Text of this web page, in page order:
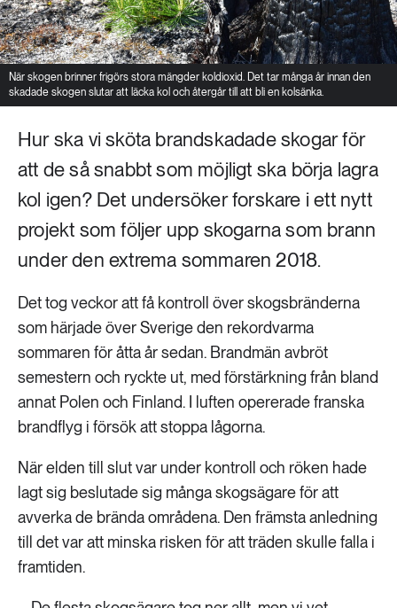
När skogen brinner frigörs stora mängder koldioxid. Det tar många år innan den
skadade skogen slutar att läcka kol och återgår till att bli en kolsänka.
Hur ska vi sköta brandskadade skogar för
att de så snabbt som möjligt ska börja lagra
kol igen? Det undersöker forskare i ett nytt
projekt som följer upp skogarna som brann
under den extrema sommaren 2018.
Det tog veckor att få kontroll över skogsbränderna
som härjade över Sverige den rekordvarma
sommaren för åtta år sedan. Brandmän avbröt
semestern och ryckte ut, med förstärkning från bland
annat Polen och Finland. I luften opererade franska
brandflyg i försök att stoppa lågorna.
När elden till slut var under kontroll och röken hade
lagt sig beslutade sig många skogsägare för att
avverka de brända områdena. Den främsta anledning
till det var att minska risken för att träden skulle falla i
framtiden.